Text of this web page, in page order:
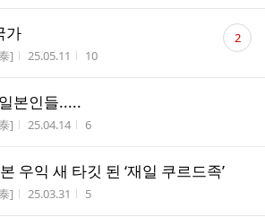
가
] 작성시간
25.05.11 조회수
10
댓
글 2
본인들.....
] 작성시간
25.04.14 조회수
6
우익 새 타깃 된 ‘재일 쿠르드족’
] 작성시간
25.03.31 조회수
5